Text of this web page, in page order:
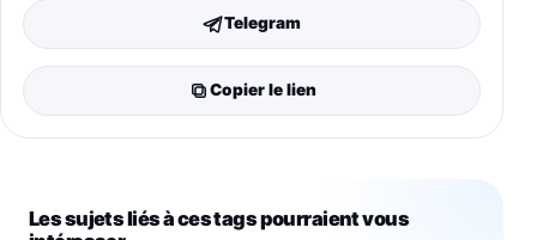
Telegram
Copier le lien
Les sujets liés à ces tags pourraient vous